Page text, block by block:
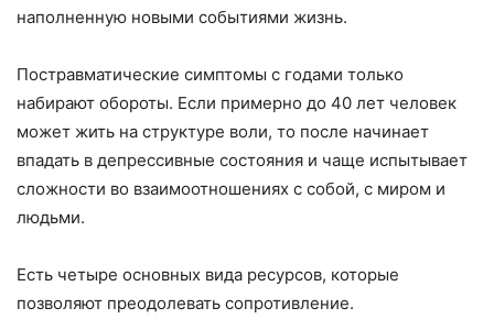
наполненную новыми событиями жизнь.
Постравматические симптомы с годами только
набирают обороты. Если примерно до 40 лет человек
может жить на структуре воли, то после начинает
впадать в депрессивные состояния и чаще испытывает
сложности во взаимоотношениях с собой, с миром и
людьми.
Есть четыре основных вида ресурсов, которые
позволяют преодолевать сопротивление.